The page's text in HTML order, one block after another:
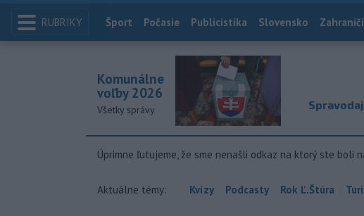
RUBRIKY Index
Šport Počasie Publicistika Slovensko
Komunálne
voľby 2026
Všetky správy
Úprimne ľutujeme, že sme nenašli odkaz na ktorý ste
Aktuálne témy: Kvízy Podcasty Rok Ľ.Štúra